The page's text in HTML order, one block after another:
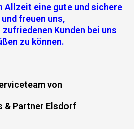
Allzeit eine gute und sichere
freuen uns,
Kunden bei uns
zu können.
von
& Partner Elsdorf